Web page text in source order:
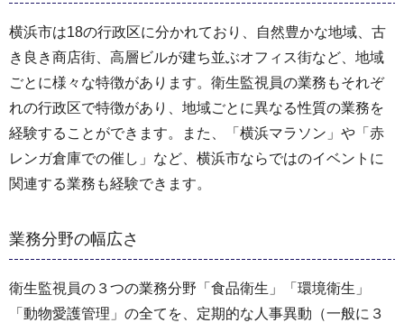
横浜市は18の行政区に分かれており、自然豊かな地域、古
き良き商店街、高層ビルが建ち並ぶオフィス街など、地域
ごとに様々な特徴があります。衛生監視員の業務もそれぞ
れの行政区で特徴があり、地域ごとに異なる性質の業務を
経験することができます。また、「横浜マラソン」や「赤
レンガ倉庫での催し」など、横浜市ならではのイベントに
関連する業務も経験できます。
業務分野の幅広さ
衛生監視員の３つの業務分野「食品衛生」「環境衛生」
「動物愛護管理」の全てを、定期的な人事異動（一般に３